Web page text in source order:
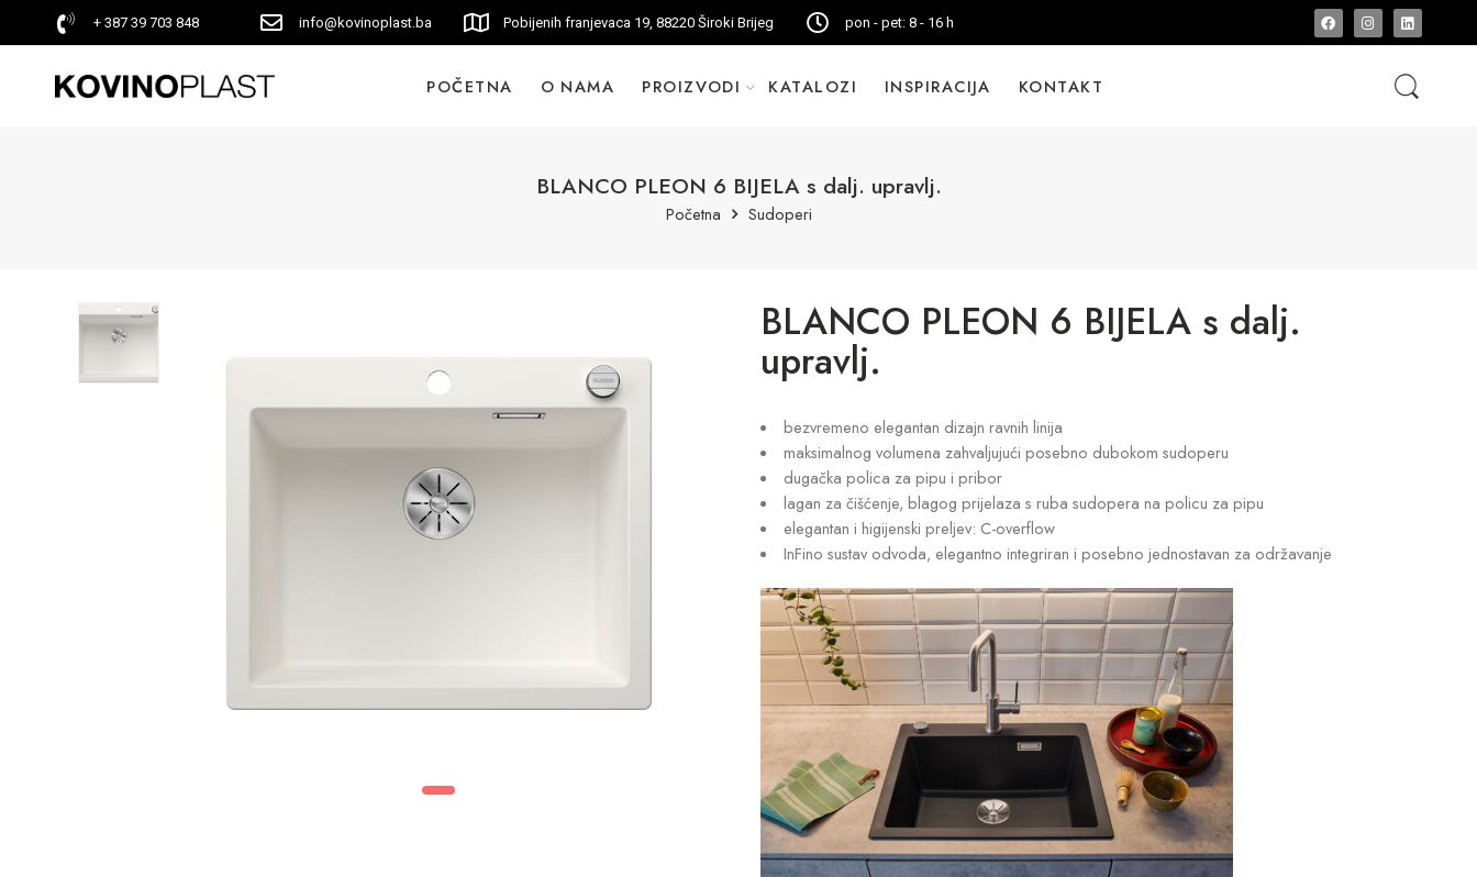
+ 387 39 703 848 info@kovinoplast.ba Pobijenih franjevaca 19, 88220 Široki Brijeg pon - pet: 8 - 16 h
POČETNA O NAMA PROIZVODI KATALOZI INSPIRACIJA KONTAKT
BLANCO PLEON 6 BIJELA s dalj. upravlj.
Početna Sudoperi
BLANCO PLEON 6 BIJELA s dalj.
upravlj.
bezvremeno elegantan dizajn ravnih linija
maksimalnog volumena zahvaljujući posebno dubokom sudoperu
dugačka polica za pipu i pribor
lagan za čišćenje, blagog prijelaza s ruba sudopera na policu za pipu
elegantan i higijenski preljev: C-overflow
InFino sustav odvoda, elegantno integriran i posebno jednostavan za održavanje